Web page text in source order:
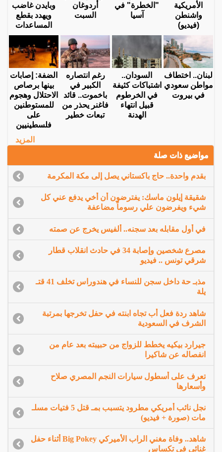
الأمريكية
واشنطن
(فيديو)
"الخطرة" في
آسيا
أردوغان
السبت
وبايدن غاضب
ويهدد بقطع
المساعدات
لبنان.. اختطاف
مواطن سعودي
في بيروت
السودان..
اشتباكات كثيفة
في الخرطوم
قبيل انتهاء
الهدنة
رغم انتصاره
الكبير في
باخموت.. قائد
فاغنر يحذر من
تبعات خطير
الضفة: إصابات
بينها برصاص
الاحتلال وهجوم
للمستوطنين
على
فلسطينيين
المزيد
مواضيع ذات صلة
بقدم واحدة.. حاج باكستاني يصل إلى مكة المكرمة
شقيقة إيلون ماسك: يفترضون أن أخي يدفع عني كل
شيء ويفرضون علي رسوماً مضاعفة
في أول مقابله بعد سجنه.. ألفيس يخرج عن صمته
مصرع شخصين وإصابة 34 في حادث انقلاب قطار
شرقي تونس .. فيديو
مذبـ حة داخل سجن للنساء في هندوراس تخلف 41 قتـ
يلة
شاهد ردة فعل أب تجاه ابنته في حفل تخرجها بمرتبة
الشرف في السعودية
جيرارد بيكيه يخطط للزواج من حبيبته بعد عام من
انفصاله عن شاكيرا
تعرف على أسطول سيارات النجم المصري صلاح
وأسعارها
نجل نائب أمريكي مطرود يتسبب بمـ قتل 5 فتيات مسلـ
مات (صورة + فيديو)
شاهد.. وفاة مغني الراب الأميركي Big Pokey أثناء حفل
غنائي في تكساس